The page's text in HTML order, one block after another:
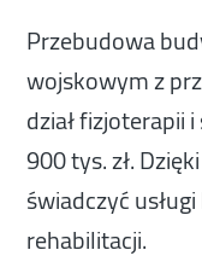
Przebudowa
wojskowym z
dział fizjoterapii
900 tys. zł.
świadczyć
rehabilitacji.